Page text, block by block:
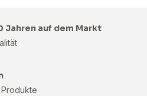
Jahren auf dem Markt